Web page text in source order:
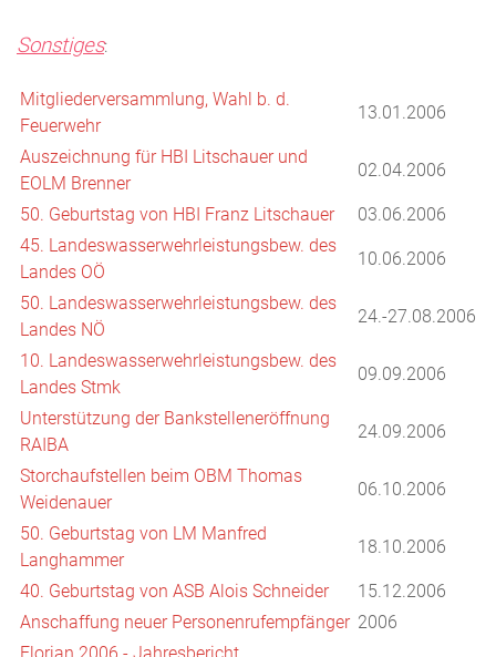
Sonstiges:
Mitgliederversammlung, Wahl b. d.
Feuerwehr
13.01.2006
Auszeichnung für HBI Litschauer und
EOLM Brenner
02.04.2006
50. Geburtstag von HBI Franz Litschauer
03.06.2006
45. Landeswasserwehrleistungsbew. des
Landes OÖ
10.06.2006
50. Landeswasserwehrleistungsbew. des
Landes NÖ
24.-27.08.2006
10. Landeswasserwehrleistungsbew. des
Landes Stmk
09.09.2006
Unterstützung der Bankstelleneröffnung
RAIBA
24.09.2006
Storchaufstellen beim OBM Thomas
Weidenauer
06.10.2006
50. Geburtstag von LM Manfred
Langhammer
18.10.2006
40. Geburtstag von ASB Alois Schneider
15.12.2006
Anschaffung neuer Personenrufempfänger 2006